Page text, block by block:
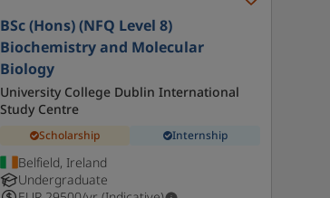
BSc (Hons) (NFQ Level 8)
Biochemistry and Molecular
Biology
University College Dublin International
Study Centre
Scholarship Internship
Belfield, Ireland
Undergraduate